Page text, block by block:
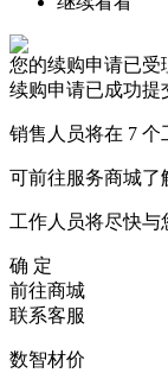
您的续购申请已受
续购申请已成功提
销售人员将在 7 个
可前往服务商城了
工作人员将尽快与
确 定
前往商城
联系客服
数智材价